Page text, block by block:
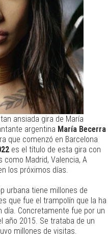
ansiada gira de María
argentina María Becerra
que comenzó en Barcelona
es el título de esta gira con
Madrid, Valencia, A
los próximos días.
urbana tiene millones de
que fue el trampolín que la ha
día. Concretamente fue por un
año 2015. Se trataba de un
millones de visitas.